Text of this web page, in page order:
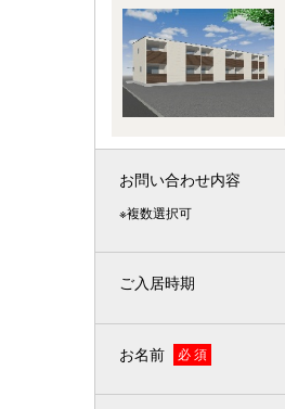
お問い合わせ内容
※複数選択可
ご入居時期
お名前 必 須